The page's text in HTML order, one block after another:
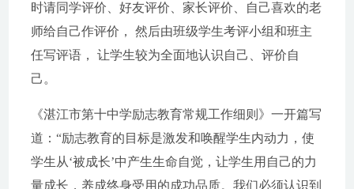
时请同学评价、好友评价、家长评价、自己喜欢的老
师给自己作评价， 然后由班级学生考评小组和班主
任写评语， 让学生较为全面地认识自己、评价自
己。
《湛江市第十中学励志教育常规工作细则》一开篇写
道：“励志教育的目标是激发和唤醒学生内动力，使
学生从‘被成长’中产生生命自觉，让学生用自己的力
量成长，养成终身受用的成功品质。我们必须认识到